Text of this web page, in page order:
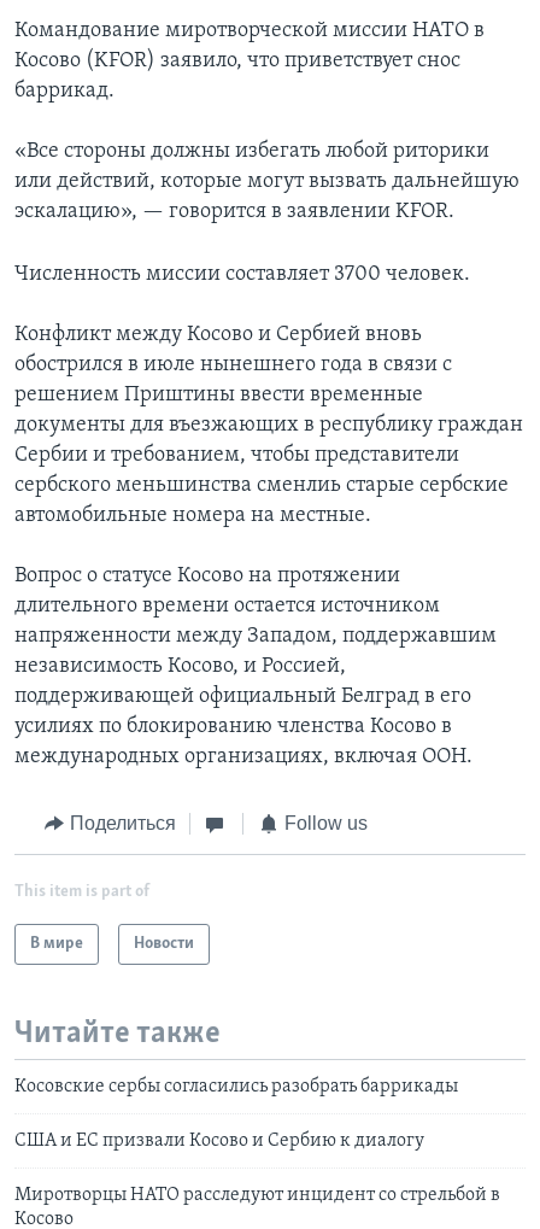
Командование миротворческой миссии НАТО в
Косово (KFOR) заявило, что приветствует снос
баррикад.
«Все стороны должны избегать любой риторики
или действий, которые могут вызвать дальнейшую
эскалацию», — говорится в заявлении KFOR.
Численность миссии составляет 3700 человек.
Конфликт между Косово и Сербией вновь
обострился в июле нынешнего года в связи с
решением Приштины ввести временные
документы для въезжающих в республику граждан
Сербии и требованием, чтобы представители
сербского меньшинства сменлиь старые сербские
автомобильные номера на местные.
Вопрос о статусе Косово на протяжении
длительного времени остается источником
напряженности между Западом, поддержавшим
независимость Косово, и Россией,
поддерживающей официальный Белград в его
усилиях по блокированию членства Косово в
международных организациях, включая ООН.
Поделиться Follow us
This item is part of
В мире Новости
Читайте также
Косовские сербы согласились разобрать баррикады
США и ЕС призвали Косово и Сербию к диалогу
Миротворцы НАТО расследуют инцидент со стрельбой в
Косово